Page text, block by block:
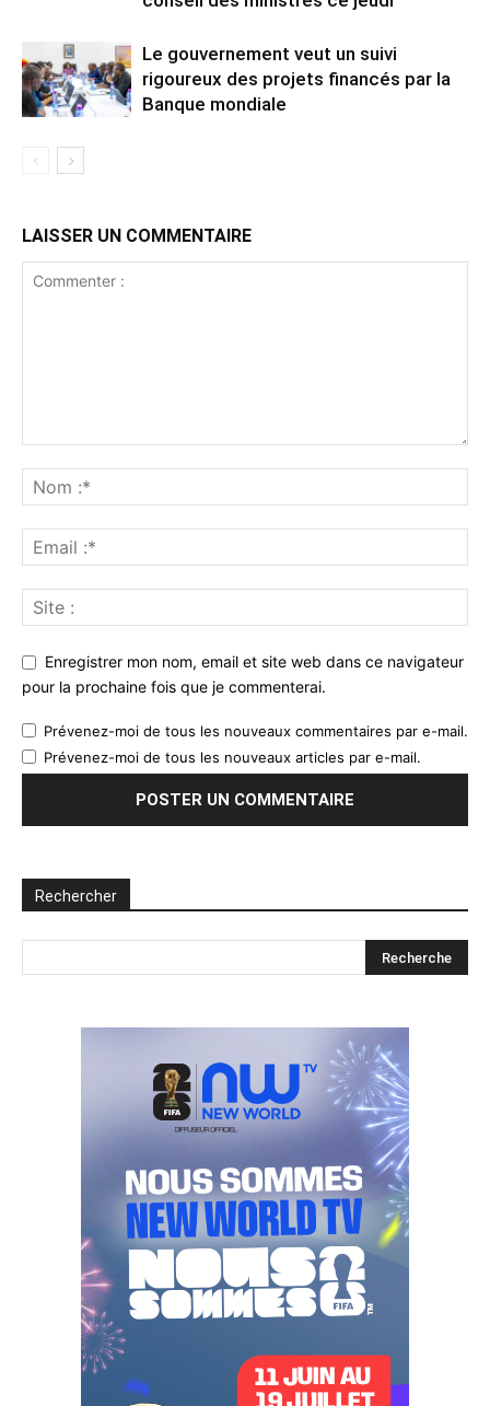
Le gouvernement veut un suivi
rigoureux des projets financés par la
Banque mondiale
LAISSER UN COMMENTAIRE
Enregistrer mon nom, email et site web dans ce navigateur
pour la prochaine fois que je commenterai.
Prévenez-moi de tous les nouveaux commentaires par e-mail.
Prévenez-moi de tous les nouveaux articles par e-mail.
Rechercher